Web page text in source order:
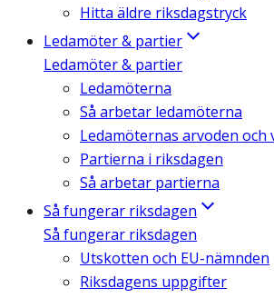
Hitta äldre riksdagstryck
Ledamöter & partier
Ledamöter & partier
Ledamöterna
Så arbetar ledamöterna
Ledamöternas arvoden och
Partierna i riksdagen
Så arbetar partierna
Så fungerar riksdagen
Så fungerar riksdagen
Utskotten och EU-nämnden
Riksdagens uppgifter